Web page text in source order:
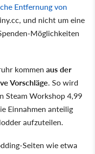
Entfernung von
und nicht um eine
Möglichkeiten
kommen aus der
Vorschläge. So wird
Steam Workshop 4,99
Einnahmen anteilig
aufzuteilen.
Seiten wie etwa